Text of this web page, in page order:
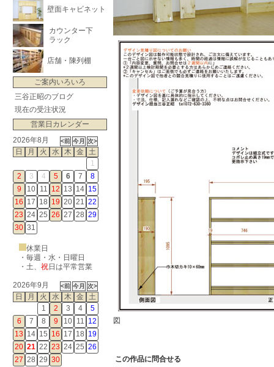
壁面キャビネット
カウンター下
ラック
店舗・陳列棚
ご案内いろいろ
三谷正昭のブログ
現在の受注状況
営業日カレンダー
2026年8月
日
月 火 水 木 金
土
1
2
3 4 5 6 7
8
9
10 11 12 13 14 15
16 17 18 19 20 21 22
23 24 25 26 27 28 29
30 31
休業日
・毎週・水・日曜日
・ 土、 祝日は平常営業
2026年9月
日
月 火 水 木 金
土
1
2 3 4
5
6
7 8 9 10 11 12
13 14 15 16 17 18 19
20 21 22 23 24 25 26
27 28 29 30
図
この作品に問合せる